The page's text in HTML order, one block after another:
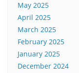
May 2025
April 2025
March 2025
February 2025
January 2025
December 2024